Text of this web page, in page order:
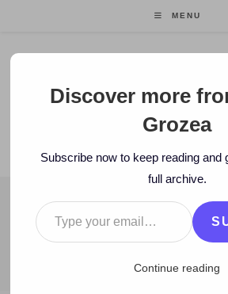
MENU
Florin
ENTREPRENEUR. FOUNDER/
BLOG
2007 > July > 2 > Blog > Luni>>>
Discover more
Grozea
Subscribe now to keep reading and
full archive.
Type your email…
Continue reading